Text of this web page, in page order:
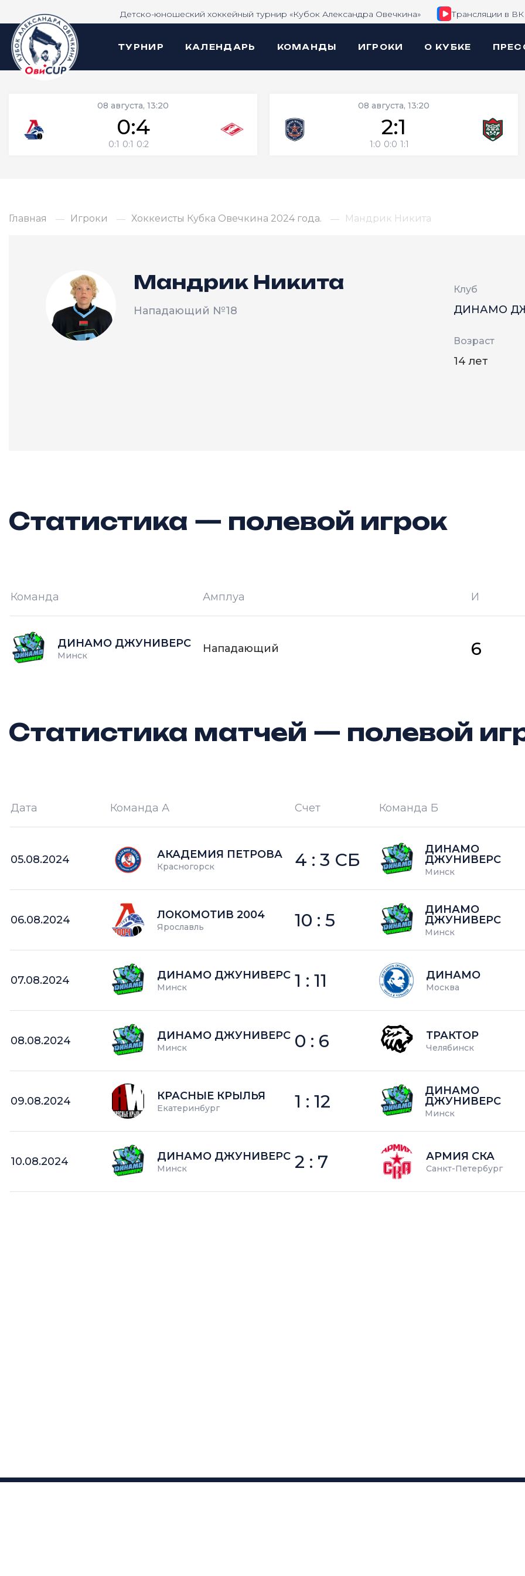
Детско-юношеский хоккейный турнир «Кубок Александра Овечкина» Трансляции в ВК
ТУРНИР КАЛЕНДАРЬ КОМАНДЫ ИГРОКИ О КУБКЕ
08 августа, 13:20
0:4
0:1 0:1 0:2
08 августа, 13:20
2:1
1:0 0:0 1:1
Главная Игроки Хоккеисты Кубка Овечкина 2024 года. Мандрик Никита
Мандрик Никита
Нападающий №18
Клуб
ДИНАМО
Возраст
14 лет
Статистика — полевой игрок
Команда Амплуа И
ДИНАМО ДЖУНИВЕРС
Минск
Нападающий 6
Статистика матчей — полевой
Дата Команда А Счет Команда Б
05.08.2024 АКАДЕМИЯ ПЕТРОВА
Красногорск 4 : 3 СБ
ДИНАМО
ДЖУНИВЕРС
Минск
06.08.2024 ЛОКОМОТИВ 2004
Ярославль 10 : 5
ДИНАМО
ДЖУНИВЕРС
Минск
07.08.2024 ДИНАМО ДЖУНИВЕРС
Минск 1 : 11 ДИНАМО
Москва
08.08.2024 ДИНАМО ДЖУНИВЕРС
Минск 0 : 6 ТРАКТОР
Челябинск
09.08.2024 КРАСНЫЕ КРЫЛЬЯ
Екатеринбург 1 : 12
ДИНАМО
ДЖУНИВЕРС
Минск
10.08.2024 ДИНАМО ДЖУНИВЕРС
Минск 2 : 7 АРМИЯ СКА
Санкт-Петербург